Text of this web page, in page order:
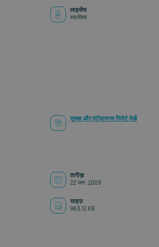
लाइसेंस
स्वामित्व
सुरक्षा और एंटीवायरस रिपोर्ट देखें
तारीख़
22 जन. 2009
साइज़
963.12 KB